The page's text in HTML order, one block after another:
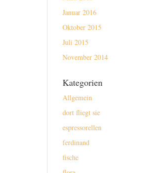
Januar 2016
Oktober 2015
Juli 2015
November 2014
Kategorien
Allgemein
dort fliegt sie
espressorellen
ferdinand
fische